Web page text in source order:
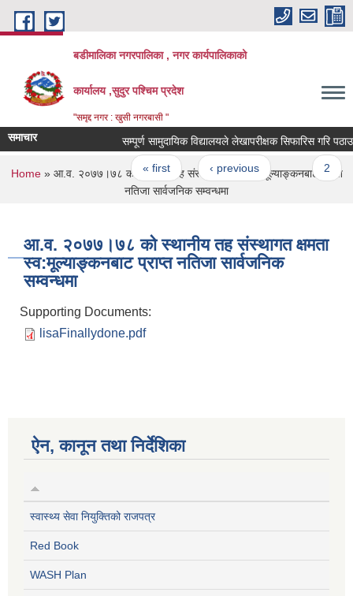
Skip to main content
बडीमालिका नगरपालिका , नगर कार्यपालिकाको
कार्यालय ,सुदुर पश्चिम प्रदेश
"समृद्द नगर : खुसी नगरबासी "
समाचार सम्पूर्ण सामुदायिक विद्यालयले लेखापरीक्षक सिफारिस गरि पठाउने
Pages
« first ‹ previous … 2
You are here
Home» आ.व. २०७७।७८ को स्थानीय तह संस्थागत क्षमता स्व:मूल्याङ्कनबाट प्राप्त
नतिजा सार्वजनिक सम्वन्धमा
आ.व. २०७७।७८ को स्थानीय तह संस्थागत क्षमता
स्व:मूल्याङ्कनबाट प्राप्त नतिजा सार्वजनिक
सम्वन्धमा
Supporting Documents:
lisaFinallydone.pdf
ऐन, कानून तथा निर्देशिका
स्वास्थ्य सेवा नियुक्तिको राजपत्र
Red Book
WASH Plan